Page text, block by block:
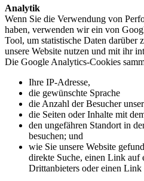
Analytik
Wenn Sie die Verwendung von
haben, verwenden wir ein von
Tool, um statistische Daten darüber
unsere Website nutzen und mit ihr
Die Google Analytics-Cookies
Ihre IP-Adresse,
die gewünschte Sprache
die Anzahl der Besucher
die Seiten oder Inhalte mit
den ungefähren Standort in
besuchen; und
wie Sie unsere Website
direkte Suche, einen Link auf
Drittanbieters oder einen